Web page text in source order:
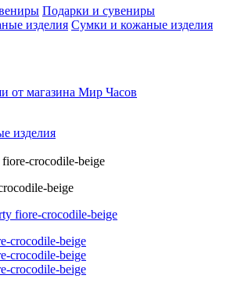
Подарки и сувениры
Сумки и кожаные изделия
изделия
crocodile-beige
beige